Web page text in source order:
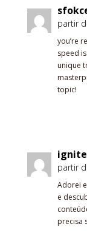
partir
you’re
speed
unique
topic!
partir
Adorei
e
precisa